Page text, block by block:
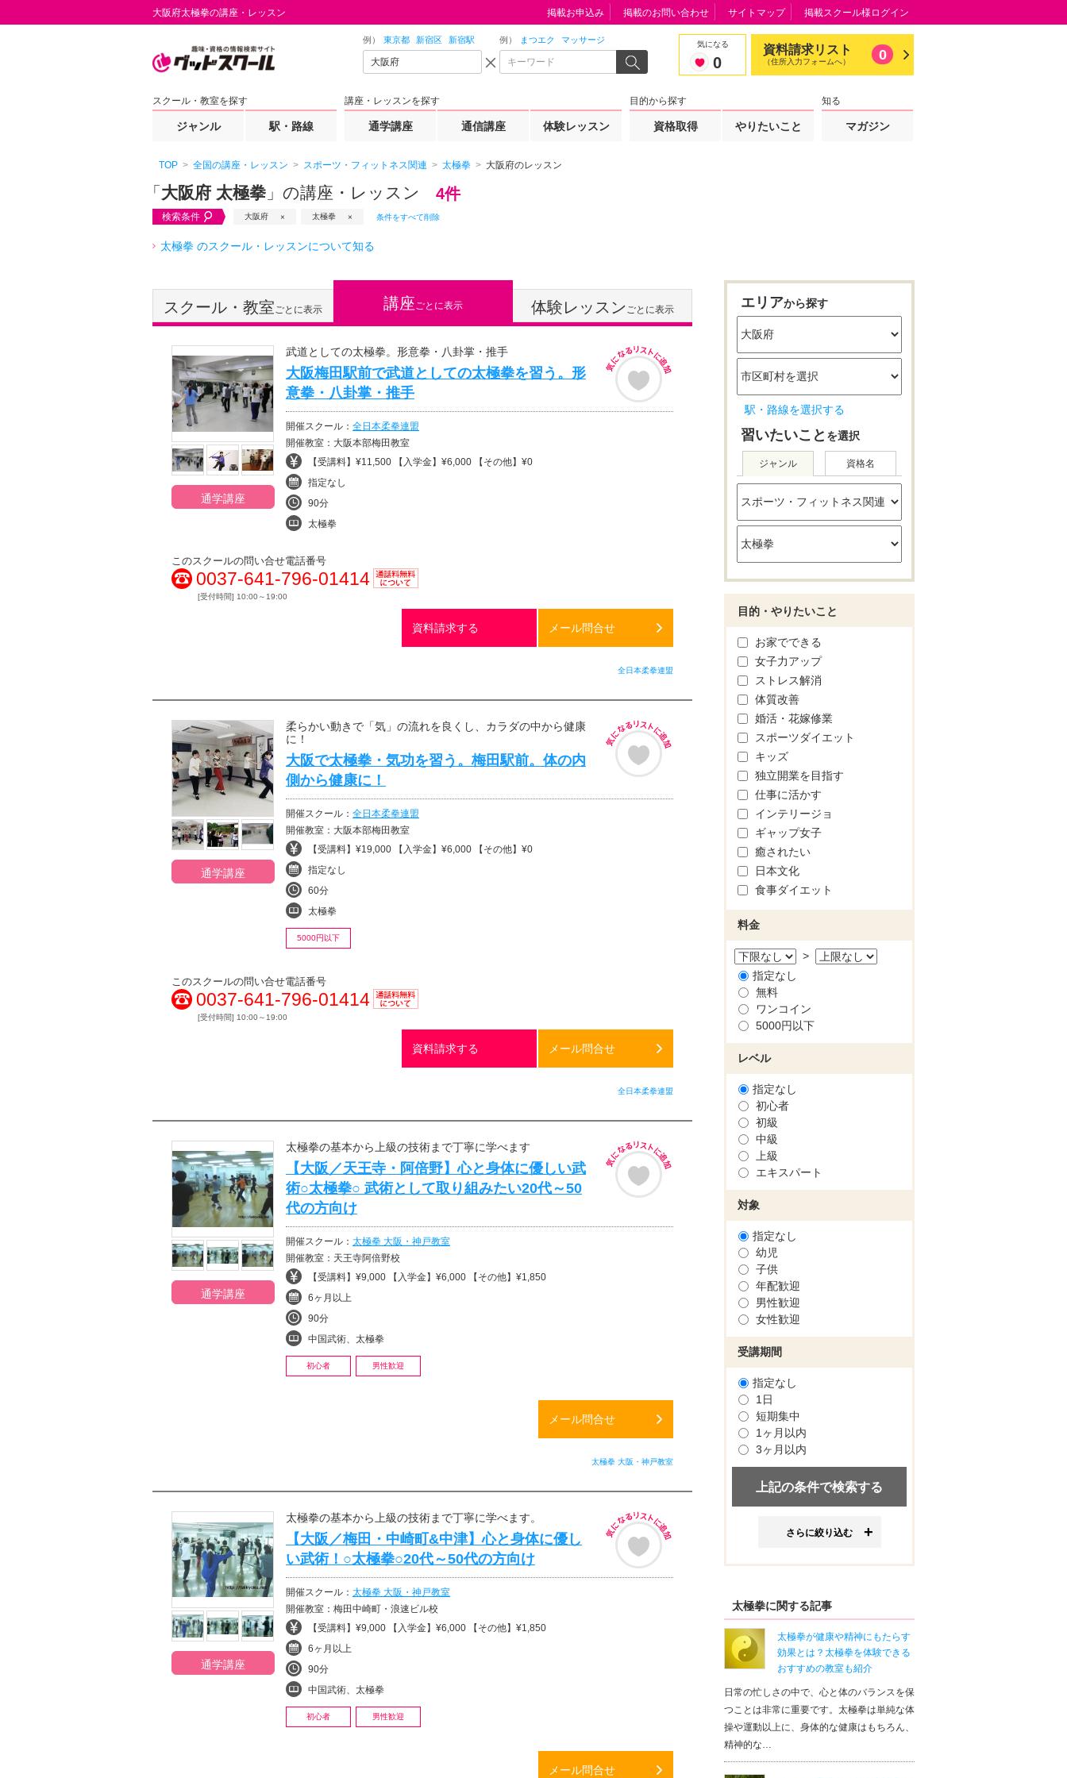
大阪府太極拳の講座・レッスン
例） 東京都 新宿区 新宿駅 例） まつエク マッサージ 気になる
0
資料請求リスト
（住所入力フォームへ） 0
スクール・教室を探す
ジャンル 駅・路線
講座・レッスンを探す
通学講座 通信講座 体験レッスン
目的から探す
資格取得 やりたいこと
知る
マガジン
掲載お申込み 掲載のお問い合わせ サイトマップ 掲載スクール様ログイン
TOP 全国の講座・レッスン スポーツ・フィットネス関連 太極拳 大阪府のレッスン
「 大阪府 太極拳 」の講座・レッスン 4件
検索条件 大阪府 太極拳 条件をすべて削除
太極拳 のスクール・レッスンについて知る
スクール・教室ごとに表示 講座ごとに表示 体験レッスンごとに表示
通学講座
武道としての太極拳。形意拳・八卦掌・推手
大阪梅田駅前で武道としての太極拳を習う。形
意拳・八卦掌・推手
開催スクール： 全日本柔拳連盟
開催教室：大阪本部梅田教室
【受講料】¥11,500 【入学金】¥6,000 【その他】¥0
指定なし
90分
太極拳
このスクールの問い合せ電話番号
0037-641-796-01414
無料
[受付時間] 10:00～19:00
資料請求する メール問合せ
全日本柔拳連盟
通学講座
柔らかい動きで「気」の流れを良くし、カラダの中から健康
に！
大阪で太極拳・気功を習う。梅田駅前。体の内
側から健康に！
開催スクール： 全日本柔拳連盟
開催教室：大阪本部梅田教室
【受講料】¥19,000 【入学金】¥6,000 【その他】¥0
指定なし
60分
太極拳
5000円以下
このスクールの問い合せ電話番号
0037-641-796-01414
無料
[受付時間] 10:00～19:00
資料請求する メール問合せ
全日本柔拳連盟
通学講座
太極拳の基本から上級の技術まで丁寧に学べます
【大阪／天王寺・阿倍野】心と身体に優しい武
術○太極拳○ 武術として取り組みたい20代～50
代の方向け
開催スクール： 太極拳 大阪・神戸教室
開催教室：天王寺阿倍野校
【受講料】¥9,000 【入学金】¥6,000 【その他】¥1,850
6ヶ月以上
90分
中国武術、太極拳
初心者 男性歓迎
メール問合せ
太極拳 大阪・神戸教室
通学講座
太極拳の基本から上級の技術まで丁寧に学べます。
【大阪／梅田・中崎町&中津】心と身体に優し
い武術！○太極拳○20代～50代の方向け
開催スクール： 太極拳 大阪・神戸教室
開催教室：梅田中崎町・浪速ビル校
【受講料】¥9,000 【入学金】¥6,000 【その他】¥1,850
6ヶ月以上
90分
中国武術、太極拳
初心者 男性歓迎
メール問合せ
エリアから探す
駅・路線を選択する
習いたいこと を選択
ジャンル 資格名
目的・やりたいこと
お家でできる
女子力アップ
ストレス解消
体質改善
婚活・花嫁修業
スポーツダイエット
キッズ
独立開業を目指す
仕事に活かす
インテリージョ
ギャップ女子
癒されたい
日本文化
食事ダイエット
料金
>
指定なし
無料
ワンコイン
5000円以下
レベル
指定なし
初心者
初級
中級
上級
エキスパート
対象
指定なし
幼児
子供
年配歓迎
男性歓迎
女性歓迎
受講期間
指定なし
1日
短期集中
1ヶ月以内
3ヶ月以内
さらに絞り込む
太極拳に関する記事
太極拳が健康や精神にもたらす
効果とは？太極拳を体験できる
おすすめの教室も紹介
日常の忙しさの中で、心と体のバランスを保
つことは非常に重要です。太極拳は単純な体
操や運動以上に、身体的な健康はもちろん、
精神的な…